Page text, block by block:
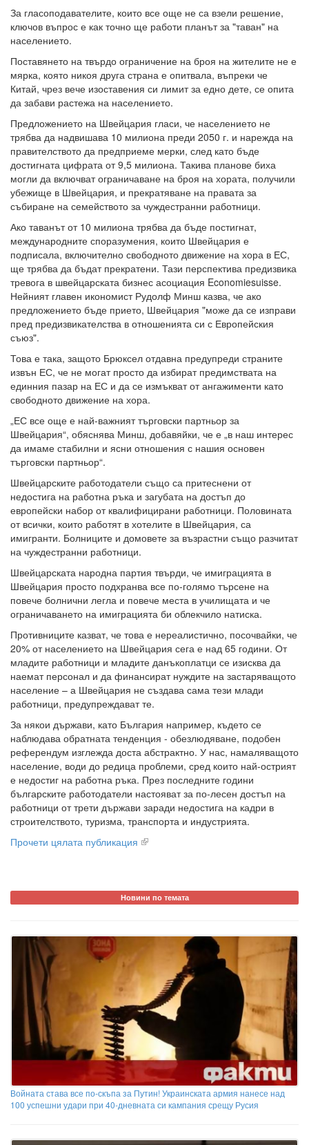
За гласоподавателите, които все още не са взели решение,
ключов въпрос е как точно ще работи планът за "таван" на
населението.
Поставянето на твърдо ограничение на броя на жителите не е
мярка, която никоя друга страна е опитвала, въпреки че
Китай, чрез вече изоставения си лимит за едно дете, се опита
да забави растежа на населението.
Предложението на Швейцария гласи, че населението не
трябва да надвишава 10 милиона преди 2050 г. и нарежда на
правителството да предприеме мерки, след като бъде
достигната цифрата от 9,5 милиона. Такива планове биха
могли да включват ограничаване на броя на хората, получили
убежище в Швейцария, и прекратяване на правата за
събиране на семейството за чуждестранни работници.
Ако таванът от 10 милиона трябва да бъде постигнат,
международните споразумения, които Швейцария е
подписала, включително свободното движение на хора в ЕС,
ще трябва да бъдат прекратени. Тази перспектива предизвика
тревога в швейцарската бизнес асоциация Economiesuisse.
Нейният главен икономист Рудолф Минш казва, че ако
предложението бъде прието, Швейцария "може да се изправи
пред предизвикателства в отношенията си с Европейския
съюз".
Това е така, защото Брюксел отдавна предупреди страните
извън ЕС, че не могат просто да избират предимствата на
единния пазар на ЕС и да се измъкват от ангажименти като
свободното движение на хора.
„ЕС все още е най-важният търговски партньор за
Швейцария“, обяснява Минш, добавяйки, че е „в наш интерес
да имаме стабилни и ясни отношения с нашия основен
търговски партньор“.
Швейцарските работодатели също са притеснени от
недостига на работна ръка и загубата на достъп до
европейски набор от квалифицирани работници. Половината
от всички, които работят в хотелите в Швейцария, са
имигранти. Болниците и домовете за възрастни също разчитат
на чуждестранни работници.
Швейцарската народна партия твърди, че имиграцията в
Швейцария просто подхранва все по-голямо търсене на
повече болнични легла и повече места в училищата и че
ограничаването на имиграцията би облекчило натиска.
Противниците казват, че това е нереалистично, посочвайки, че
20% от населението на Швейцария сега е над 65 години. От
младите работници и младите данъкоплатци се изисква да
наемат персонал и да финансират нуждите на застаряващото
население – а Швейцария не създава сама тези млади
работници, предупреждават те.
За някои държави, като България например, където се
наблюдава обратната тенденция - обезлюдяване, подобен
референдум изглежда доста абстрактно. У нас, намаляващото
население, води до редица проблеми, сред които най-острият
е недостиг на работна ръка. През последните години
българските работодатели настояват за по-лесен достъп на
работници от трети държави заради недостига на кадри в
строителството, туризма, транспорта и индустрията.
Прочети цялата публикация
Новини по темата
Войната става все по-скъпа за Путин! Украинската армия нанесе над
100 успешни удари при 40-дневната си кампания срещу Русия